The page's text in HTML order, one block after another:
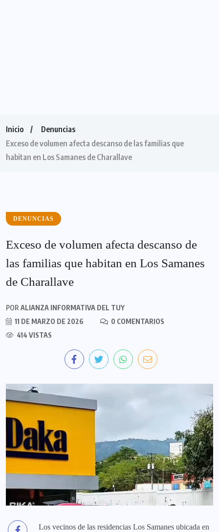
Inicio
Denuncias
Exceso de volumen afecta descanso de las familias que
habitan en Los Samanes de Charallave
DENUNCIAS
Exceso de volumen afecta descanso de
las familias que habitan en Los Samanes
de Charallave
POR ALIANZA INFORMATIVA DEL TUY
11 DE MARZO DE 2026
0 COMENTARIOS
414 VISTAS
Los vecinos de las residencias Los Samanes ubicada en